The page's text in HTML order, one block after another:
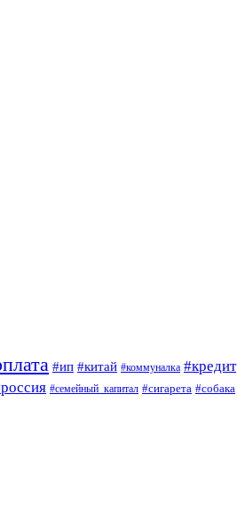
#ип #китай #коммуналка #кредит
#семейный_капитал #сигарета #собака